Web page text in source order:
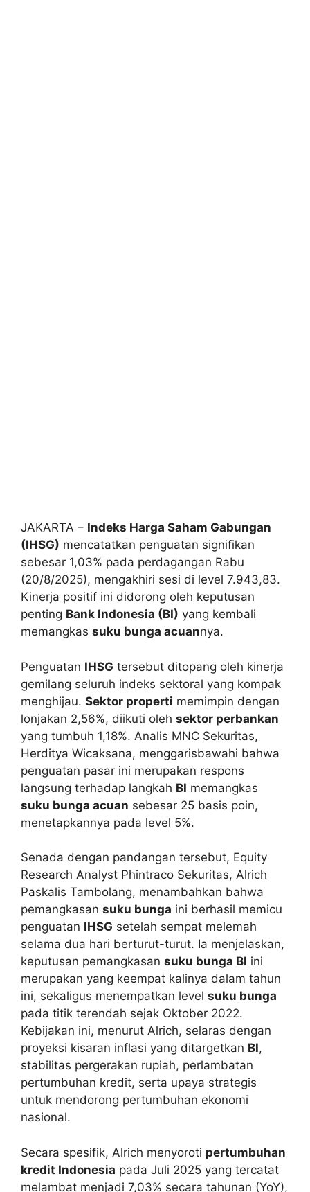
JAKARTA – Indeks Harga Saham Gabungan
(IHSG) mencatatkan penguatan signifikan
sebesar 1,03% pada perdagangan Rabu
(20/8/2025), mengakhiri sesi di level 7.943,83.
Kinerja positif ini didorong oleh keputusan
penting Bank Indonesia (BI) yang kembali
memangkas suku bunga acuannya.
Penguatan IHSG tersebut ditopang oleh kinerja
gemilang seluruh indeks sektoral yang kompak
menghijau. Sektor properti memimpin dengan
lonjakan 2,56%, diikuti oleh sektor perbankan
yang tumbuh 1,18%. Analis MNC Sekuritas,
Herditya Wicaksana, menggarisbawahi bahwa
penguatan pasar ini merupakan respons
langsung terhadap langkah BI memangkas
suku bunga acuan sebesar 25 basis poin,
menetapkannya pada level 5%.
Senada dengan pandangan tersebut, Equity
Research Analyst Phintraco Sekuritas, Alrich
Paskalis Tambolang, menambahkan bahwa
pemangkasan suku bunga ini berhasil memicu
penguatan IHSG setelah sempat melemah
selama dua hari berturut-turut. Ia menjelaskan,
keputusan pemangkasan suku bunga BI ini
merupakan yang keempat kalinya dalam tahun
ini, sekaligus menempatkan level suku bunga
pada titik terendah sejak Oktober 2022.
Kebijakan ini, menurut Alrich, selaras dengan
proyeksi kisaran inflasi yang ditargetkan BI,
stabilitas pergerakan rupiah, perlambatan
pertumbuhan kredit, serta upaya strategis
untuk mendorong pertumbuhan ekonomi
nasional.
Secara spesifik, Alrich menyoroti pertumbuhan
kredit Indonesia pada Juli 2025 yang tercatat
melambat menjadi 7,03% secara tahunan (YoY),